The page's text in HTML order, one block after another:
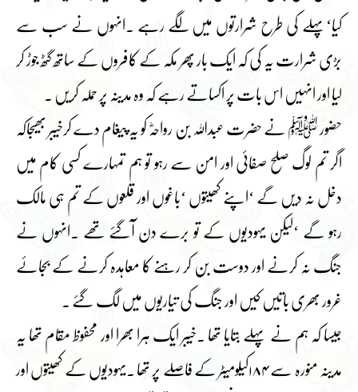
کیا‘پہلے کی طرح شرارتوں میں لگے رہے ۔انہوں نے سب سے
بڑی شرارت یہ کی کہ ایک بار پھر مکہ کے کافروں کے ساتھ گٹھ جوڑ کر
لیا اور انہیں اس بات پر اکساتے رہے کہ وہ مدینہ پر حملہ کریں ۔
حضور ﷺ نے حضرت عبداللہ بن رواحہؓ کو یہ پیغام دے کرخیبر بھیجاکہ
اگر تم لوگ صلح صفائی اور امن سے رہو تو ہم تمہارے کسی کام میں
دخل نہ دیں گے ‘اپنے کھیتوں ‘باغوں اور قلعوں کے تم ہی مالک
رہو گے ‘لیکن یہودیوں کے تو برے دن آگئے تھے ۔انہوں نے
جنگ نہ کرنے اور دوست بن کر رہنے کا معاہدہ کرنے کے بجائے
غرور بھری باتیں کیں اور جنگ کی تیاریوں میں لگ گئے ۔
جیسا کہ ہم نے پہلے بتایا تھا ۔خیبر ایک ہرا بھرا اور محفوظ مقام تھا یہ
مدینہ منورہ سے ۱۸۴کیلومیٹر کے فاصلے پر تھا ۔یہودیوں کے کھیتوں اور